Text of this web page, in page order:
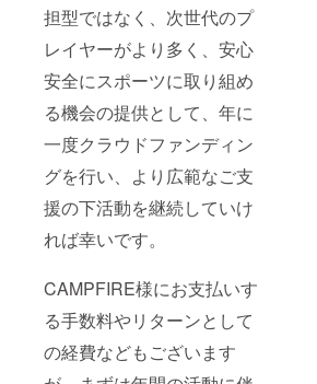
担型ではなく、次世代のプ
レイヤーがより多く、安心
安全にスポーツに取り組め
る機会の提供として、年に
一度クラウドファンディン
グを行い、より広範なご支
援の下活動を継続していけ
れば幸いです。
CAMPFIRE様にお支払いす
る手数料やリターンとして
の経費などもございます